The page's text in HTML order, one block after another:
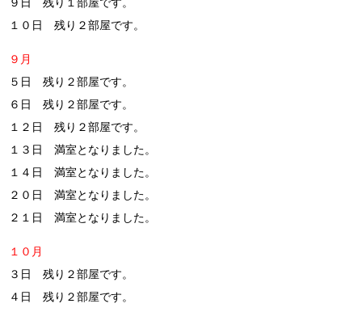
１０日 残り２部屋です。
９月
５日 残り２部屋です。
６日 残り２部屋です。
１２日 残り２部屋です。
１３日 満室となりました。
１４日 満室となりました。
２０日 満室となりました。
２１日 満室となりました。
１０月
３日 残り２部屋です。
４日 残り２部屋です。